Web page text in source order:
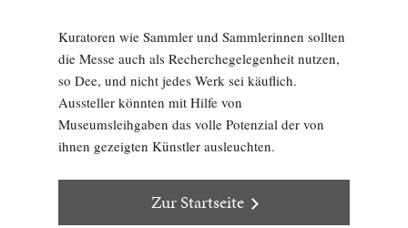
Kuratoren wie Sammler und Sammlerinnen sollten
die Messe auch als Recherchegelegenheit nutzen,
so Dee, und nicht jedes Werk sei käuflich.
Aussteller könnten mit Hilfe von
Museumsleihgaben das volle Potenzial der von
ihnen gezeigten Künstler ausleuchten.
Zur Startseite